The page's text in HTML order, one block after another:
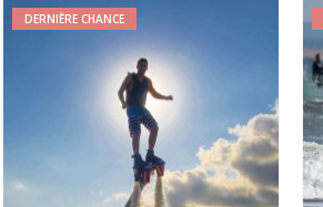
DERNIÈRE CHANCE